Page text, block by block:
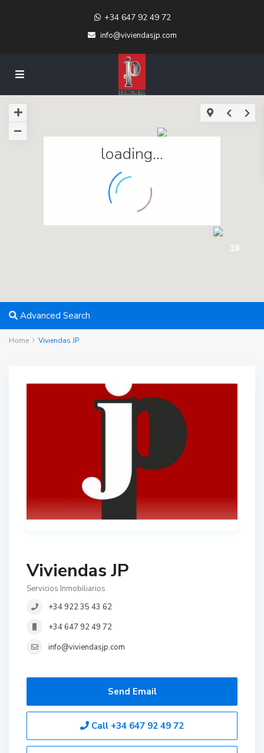
+34 647 92 49 72
info@viviendasjp.com
19
loading...
Advanced Search
Home Viviendas JP
Viviendas JP
Servicios Inmobiliarios
+34 922 35 43 62
+34 647 92 49 72
info@viviendasjp.com
Send Email
Call +34 647 92 49 72